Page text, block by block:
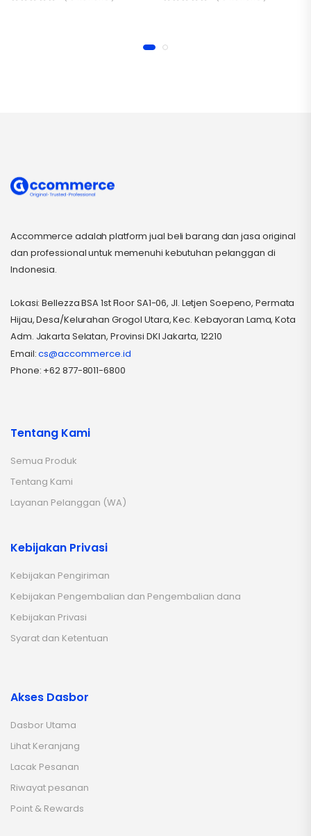
Accommerce adalah platform jual beli barang dan jasa original
dan professional untuk memenuhi kebutuhan pelanggan di
Indonesia.
Lokasi: Bellezza BSA 1st Floor SA1-06, Jl. Letjen Soepeno, Permata
Hijau, Desa/Kelurahan Grogol Utara, Kec. Kebayoran Lama, Kota
Adm. Jakarta Selatan, Provinsi DKI Jakarta, 12210
Email:cs@accommerce.id
Phone: +62 877-8011-6800
Tentang Kami
Semua Produk
Tentang Kami
Layanan Pelanggan (WA)
Kebijakan Privasi
Kebijakan Pengiriman
Kebijakan Pengembalian dan Pengembalian dana
Kebijakan Privasi
Syarat dan Ketentuan
Akses Dasbor
Dasbor Utama
Lihat Keranjang
Lacak Pesanan
Riwayat pesanan
Point & Rewards